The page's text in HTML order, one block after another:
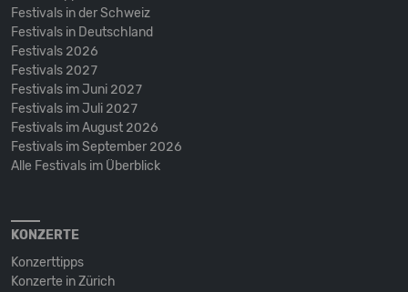
Festivals in der Schweiz
Festivals in Deutschland
Festivals 2026
Festivals 2027
Festivals im Juni 2027
Festivals im Juli 2027
Festivals im August 2026
Festivals im September 2026
Alle Festivals im Überblick
KONZERTE
Konzerttipps
Konzerte in Zürich